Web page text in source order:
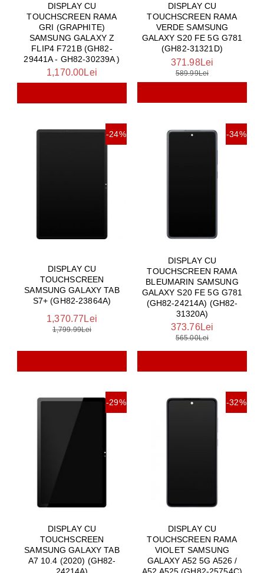
DISPLAY CU
TOUCHSCREEN RAMA
GRI (GRAPHITE)
SAMSUNG GALAXY Z
FLIP4 F721B (GH82-
29441A - GH82-30239A )
1,170.00Lei
DISPLAY CU
TOUCHSCREEN RAMA
VERDE SAMSUNG
GALAXY S20 FE 5G G781
(GH82-31321D)
371.98Lei
589.99Lei
-24%
DISPLAY CU
TOUCHSCREEN
SAMSUNG GALAXY TAB
S7+ (GH82-23864A)
1,370.77Lei
1,799.99Lei
-34%
DISPLAY CU
TOUCHSCREEN RAMA
BLEUMARIN SAMSUNG
GALAXY S20 FE 5G G781
(GH82-24214A) (GH82-
31320A)
373.76Lei
565.00Lei
-29%
DISPLAY CU
TOUCHSCREEN
SAMSUNG GALAXY TAB
A7 10.4 (2020) (GH82-
-32%
DISPLAY CU
TOUCHSCREEN RAMA
VIOLET SAMSUNG
GALAXY A52 5G A526 /